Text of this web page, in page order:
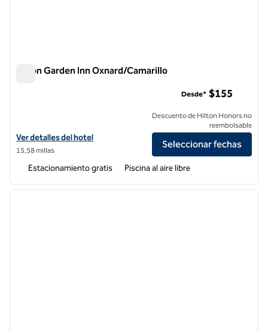
Hilton Garden Inn Oxnard/Camarillo
Ver detalles del hotel Hilton Garden Inn Oxnard/Camarillo
Ver detalles del hotel
15,58 millas
Desde* $155
Descuento de Hilton Honors no
reembolsable
Seleccionar fechas
Estacionamiento gratis Piscina al aire libre
1 de 12